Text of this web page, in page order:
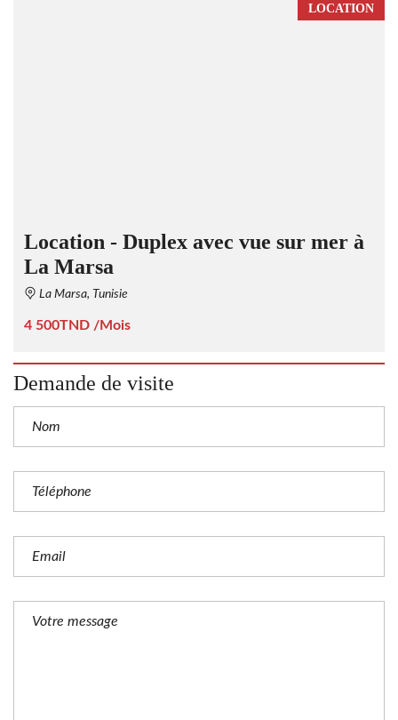
LOCATION
Location - Duplex avec vue sur mer à
La Marsa
La Marsa, Tunisie
4 500TND /Mois
Demande de visite